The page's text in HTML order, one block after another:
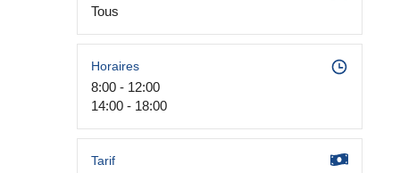
Tous
Horaires
8:00 - 12:00
14:00 - 18:00
Tarif